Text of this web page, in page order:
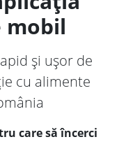
mobil
și ușor de
cu alimente
care să încerci